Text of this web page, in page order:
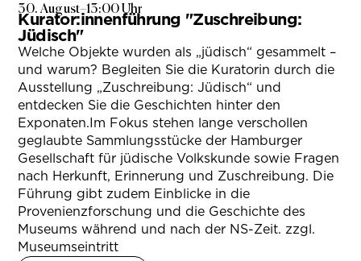
30. August–13:00 Uhr
Kurator:innenführung "Zuschreibung:
Jüdisch"
Welche Objekte wurden als „jüdisch“ gesammelt –
und warum? Begleiten Sie die Kuratorin durch die
Ausstellung „Zuschreibung: Jüdisch“ und
entdecken Sie die Geschichten hinter den
Exponaten.Im Fokus stehen lange verschollen
geglaubte Sammlungsstücke der Hamburger
Gesellschaft für jüdische Volkskunde sowie Fragen
nach Herkunft, Erinnerung und Zuschreibung. Die
Führung gibt zudem Einblicke in die
Provenienzforschung und die Geschichte des
Museums während und nach der NS-Zeit. zzgl.
Museumseintritt